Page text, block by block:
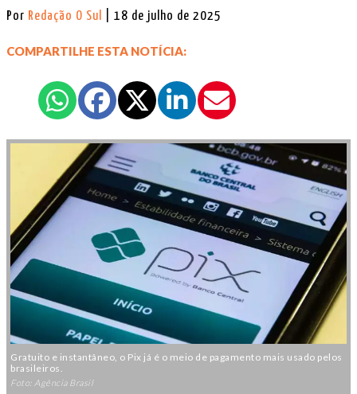
Por Redação O Sul | 18 de julho de 2025
COMPARTILHE ESTA NOTÍCIA:
Gratuito e instantâneo, o Pix já é o meio de pagamento mais usado pelos
brasileiros.
Foto: Agência Brasil